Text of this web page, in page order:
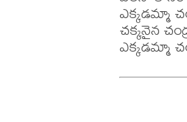
ఎక్కడమ్మా
చక్కనైన